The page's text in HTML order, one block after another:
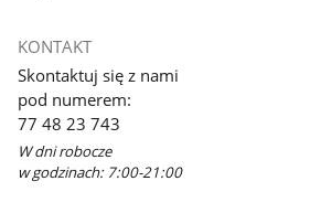
KONTAKT
Skontaktuj się z nami
pod numerem:
77 48 23 743
W dni robocze
w godzinach: 7:00-21:00